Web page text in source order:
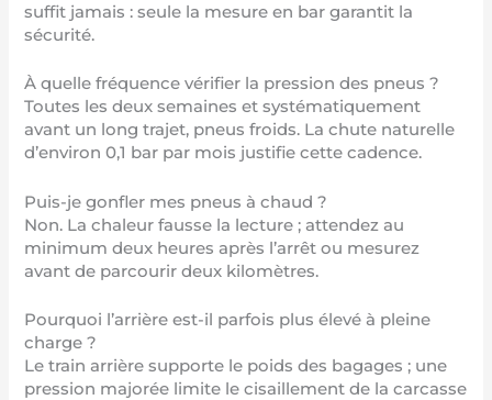
suffit jamais : seule la mesure en bar garantit la
sécurité.
À quelle fréquence vérifier la pression des pneus ?
Toutes les deux semaines et systématiquement
avant un long trajet, pneus froids. La chute naturelle
d’environ 0,1 bar par mois justifie cette cadence.
Puis-je gonfler mes pneus à chaud ?
Non. La chaleur fausse la lecture ; attendez au
minimum deux heures après l’arrêt ou mesurez
avant de parcourir deux kilomètres.
Pourquoi l’arrière est-il parfois plus élevé à pleine
charge ?
Le train arrière supporte le poids des bagages ; une
pression majorée limite le cisaillement de la carcasse